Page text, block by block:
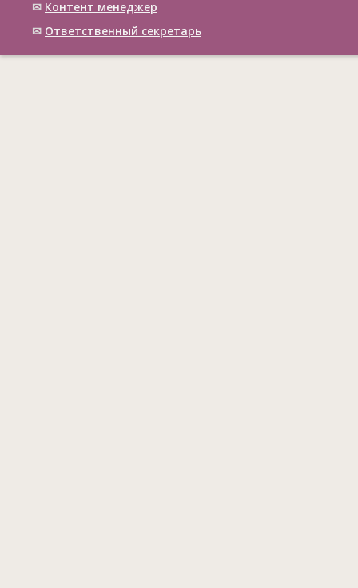
✉ Контент менеджер
✉ Ответственный cекретарь